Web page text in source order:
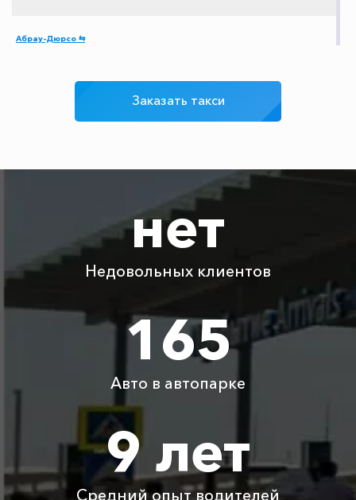
Абрау-Дюрсо ⇆
Абрау-Дюрсо ⇆
1575 ₽
4760 ₽
3660 ₽
3690 ₽ 5535 ₽
Абрау-Дюрсо ⇆
1725 ₽
380 ₽ 760 ₽ 1140 ₽ 1520 ₽
Заказать такси
нет
Недовольных клиентов
165
Авто в автопарке
9 лет
Средний опыт водителей